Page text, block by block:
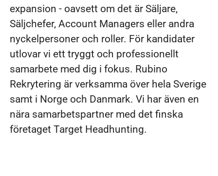
expansion - oavsett om det är Säljare,
Säljchefer, Account Managers eller andra
nyckelpersoner och roller. För kandidater
utlovar vi ett tryggt och professionellt
samarbete med dig i fokus. Rubino
Rekrytering är verksamma över hela Sverige
samt i Norge och Danmark. Vi har även en
nära samarbetspartner med det finska
företaget Target Headhunting.